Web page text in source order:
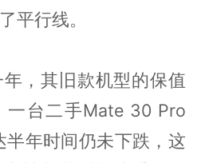
平行线。
，其旧款机型的保值
一台二手Mate 30 Pro
半年时间仍未下跌，这